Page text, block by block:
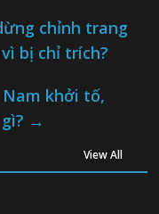
chỉnh trang
bị chỉ trích?
Nam khởi tố,
→
View All